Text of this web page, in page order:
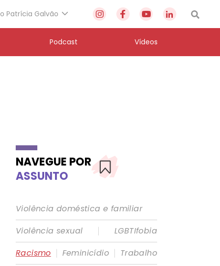
Patrícia Galvão
Podcast Vídeos
NAVEGUE POR
ASSUNTO
Violência doméstica e familiar
Violência sexual
|
LGBTIfobia
Racismo | Feminicídio | Trabalho